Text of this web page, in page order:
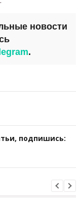
новости
.
подпишись: